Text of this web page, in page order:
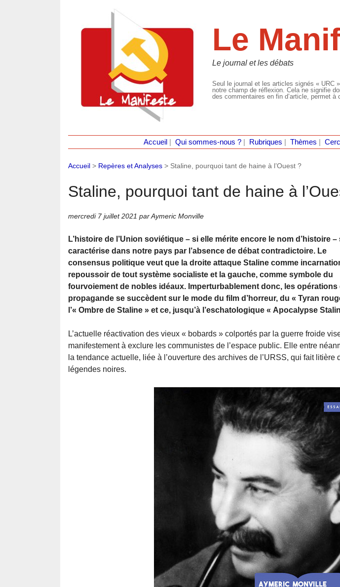
Le
Le journal et les débats
Seul le journal et les articles signés « URC
notre champ de réflexion. Cela ne signifie
des commentaires en fin d’article, permet à
Accueil Qui sommes-nous ?| Rubriques Thèmes
Accueil > Repères et Analyses > Staline, pourquoi tant de haine à l’Ouest ?
Staline, pourquoi tant de haine à
mercredi 7 juillet 2021 par Aymeric Monville
L’histoire de l’Union soviétique – si elle mérite encore le nom d’histoire –
caractérise dans notre pays par l’absence de débat contradictoire. Le
consensus politique veut que la droite attaque Staline comme
repoussoir de tout système socialiste et la gauche, comme symbole du
fourvoiement de nobles idéaux. Imperturbablement donc, les opérations
propagande se succèdent sur le mode du film d’horreur, du « Tyran
l’« Ombre de Staline » et ce, jusqu’à l’eschatologique « Apocalypse
L’actuelle réactivation des vieux « bobards » colportés par la guerre froide
manifestement à exclure les communistes de l’espace public. Elle entre
la tendance actuelle, liée à l’ouverture des archives de l’URSS, qui fait litière
légendes noires.